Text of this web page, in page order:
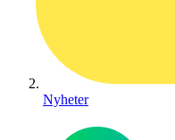
Nyheter